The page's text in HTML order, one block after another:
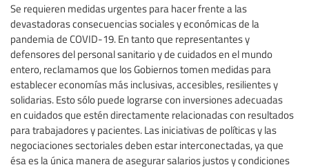
Se requieren medidas urgentes para hacer frente a las
devastadoras consecuencias sociales y económicas de la
pandemia de COVID-19. En tanto que representantes y
defensores del personal sanitario y de cuidados en el mundo
entero, reclamamos que los Gobiernos tomen medidas para
establecer economías más inclusivas, accesibles, resilientes y
solidarias. Esto sólo puede lograrse con inversiones adecuadas
en cuidados que estén directamente relacionadas con resultados
para trabajadores y pacientes. Las iniciativas de políticas y las
negociaciones sectoriales deben estar interconectadas, ya que
ésa es la única manera de asegurar salarios justos y condiciones